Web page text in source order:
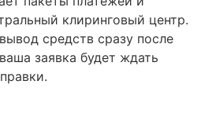
клиринговый центр.
средств сразу после
заявка будет ждать